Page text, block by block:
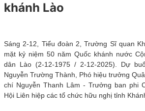
khánh Lào ​
Sáng 2-12, Tiểu đoàn 2, Trường Sĩ quan
mặt kỷ niệm 50 năm Quốc khánh nước
dân Lào (2-12-1975 / 2-12-2025). Dự
Nguyễn Trường Thành, Phó hiệu trưởng
chí Nguyễn Thanh Lâm - Trưởng ban phi
Hội Liên hiệp các tổ chức hữu nghị tỉnh